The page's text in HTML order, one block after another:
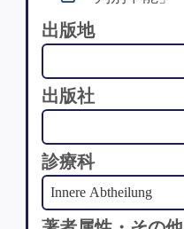
出版地
出版社
診療科